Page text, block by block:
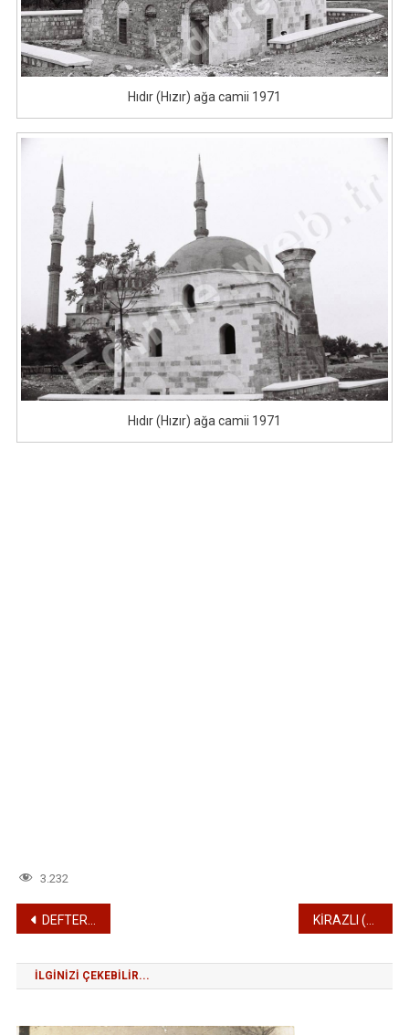
Hıdır (Hızır) ağa camii 1971
Hıdır (Hızır) ağa camii 1971
3.232
Yazı
gezinmesi
DEFTERDAR MUSTAFA PAŞA CAMİİ
İLGINIZI ÇEKEBILIR...